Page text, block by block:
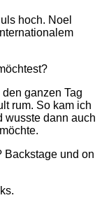
hoch. Noel
ganzen Tag
rum. So kam ich
wusste dann auch
Backstage und on